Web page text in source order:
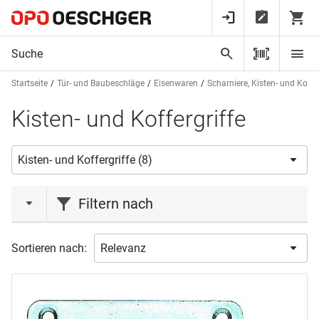
Startseite Tür- und Baubeschläge Eisenwaren Scharniere, Kisten- und
Kisten- und Koffergriffe
Filtern nach
TORBEL (2)
Sortieren nach: